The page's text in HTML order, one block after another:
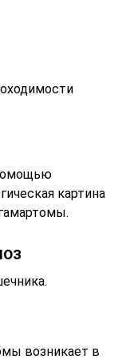
картина
возникает в